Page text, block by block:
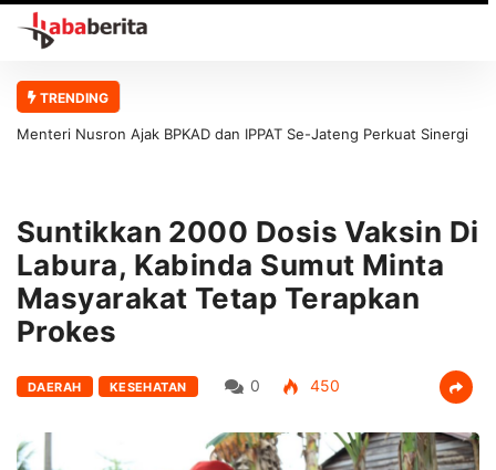
TRENDING
Menteri Nusron Ajak BPKAD dan IPPAT Se-Jateng Perkuat Sinergi
Suntikkan 2000 Dosis Vaksin Di
Labura, Kabinda Sumut Minta
Masyarakat Tetap Terapkan
Prokes
DAERAH KESEHATAN 0 450